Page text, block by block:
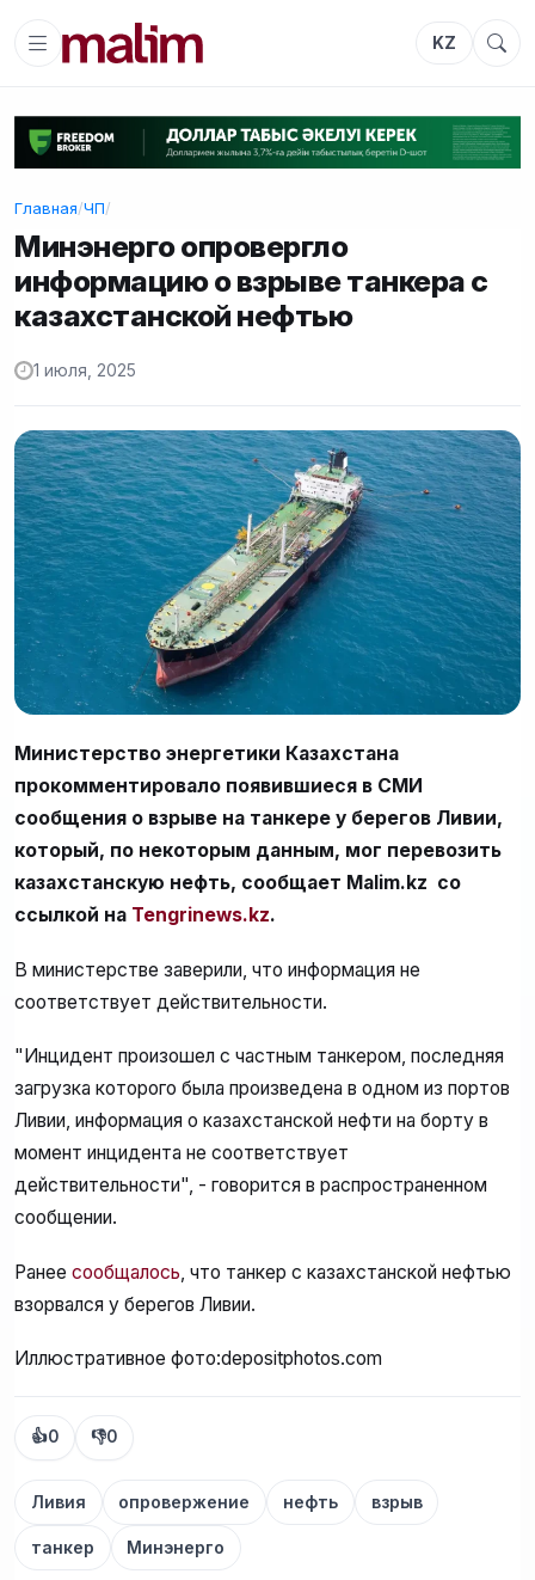
KZ
Главная/ЧП/
Минэнерго опровергло
информацию о взрыве танкера с
казахстанской нефтью
1 июля, 2025
Министерство энергетики Казахстана
прокомментировало появившиеся в СМИ
сообщения о взрыве на танкере у берегов Ливии,
который, по некоторым данным, мог перевозить
казахстанскую нефть, сообщает Malim.kz со
ссылкой на Tengrinews.kz.
В министерстве заверили, что информация не
соответствует действительности.
"Инцидент произошел с частным танкером, последняя
загрузка которого была произведена в одном из портов
Ливии, информация о казахстанской нефти на борту в
момент инцидента не соответствует
действительности", - говорится в распространенном
сообщении.
Ранее сообщалось , что танкер с казахстанской нефтью
взорвался у берегов Ливии.
Иллюстративное фото:depositphotos.com
👍0 👎0
Ливия опровержение нефть взрыв
танкер Минэнерго